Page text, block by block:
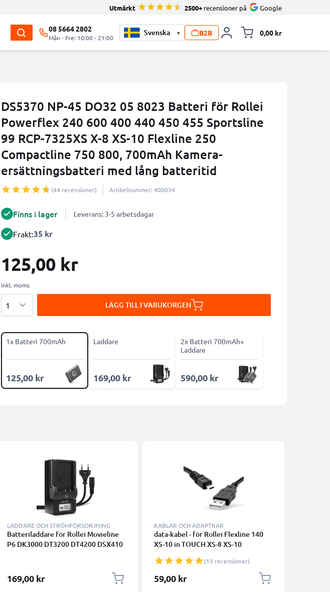
Utmärkt 2500+ recensioner på Google
08 5664 2802
Mån - Fre: 10:00 - 21:00
▾ B2B 0,00 kr
DS5370 NP-45 DO32 05 8023 Batteri för Rollei
Powerflex 240 600 400 440 450 455 Sportsline
99 RCP-7325XS X-8 XS-10 Flexline 250
Compactline 750 800, 700mAh Kamera-
ersättningsbatteri med lång batteritid
(44 recensioner) Artikelnummer: 400034
Finns i lager Leverans: 3-5 arbetsdagar
Frakt:35 kr
125,00 kr
inkl. moms
LÄGG TILL I VARUKORGEN
1x Batteri 700mAh
125,00 kr
Laddare
169,00 kr
2x Batteri 700mAh+
Laddare
590,00 kr
LADDARE OCH STRÖMFÖRSÖRJNING
Batteriladdare för Rollei Movieline
P6 DK3000 DT3200 DT4200 DSX410
169,00 kr
KABLAR OCH ADAPTRAR
data-kabel - för Rollei Flexline 140
XS-10 in TOUCH XS-8 XS-10
kamera - 1.5m PVC Datakabel svart
(13 recensioner)
59,00 kr